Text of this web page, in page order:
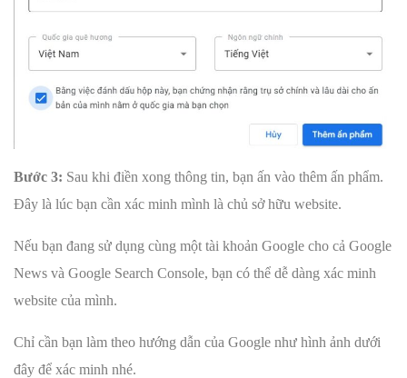
Bước 3: Sau khi điền xong thông tin, bạn ấn vào thêm ấn phẩm.
Đây là lúc bạn cần xác minh mình là chủ sở hữu website.
Nếu bạn đang sử dụng cùng một tài khoản Google cho cả Google
News và Google Search Console, bạn có thể dễ dàng xác minh
website của mình.
Chỉ cần bạn làm theo hướng dẫn của Google như hình ảnh dưới
đây để xác minh nhé.